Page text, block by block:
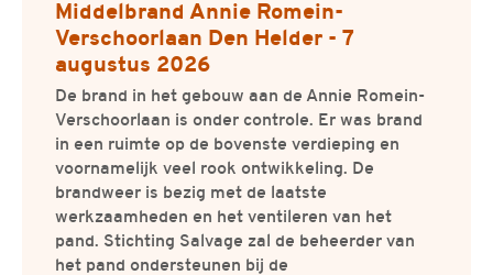
Middelbrand Annie Romein-
Verschoorlaan Den Helder - 7
augustus 2026
De brand in het gebouw aan de Annie Romein-
Verschoorlaan is onder controle. Er was brand
in een ruimte op de bovenste verdieping en
voornamelijk veel rook ontwikkeling. De
brandweer is bezig met de laatste
werkzaamheden en het ventileren van het
pand. Stichting Salvage zal de beheerder van
het pand ondersteunen bij de